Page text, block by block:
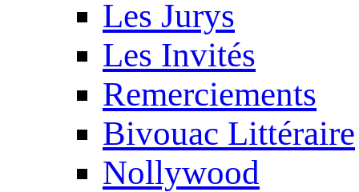
Les Jurys
Les Invités
Remerciements
Bivouac Littéraire
Nollywood